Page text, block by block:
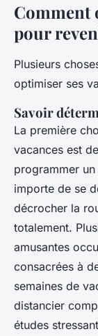
Comment
pour
Plusieurs
optimiser ses
Savoir
La première
vacances est
programmer
importe de se
décrocher la
totalement.
amusantes
consacrées à
semaines de
distancier
études